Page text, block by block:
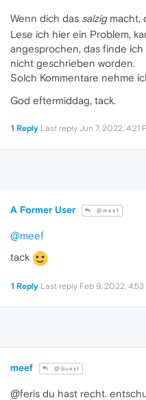
Wenn dich das salzigmacht,
Lese ich hier ein Problem,
angesprochen, das finde
nicht geschrieben worden.
Solch Kommentare nehme
God eftermiddag, tack.
1 Reply Last reply Jun 7, 2022, 4:21
A Former User @meef
@meef
tack
1 Reply Last reply Feb 9, 2022, 4:53
meef @Guest
@feris du hast recht.